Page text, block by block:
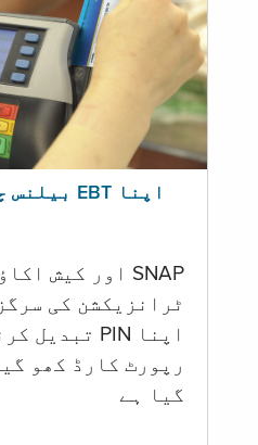
اپنا EBT بیلنس چیک کریں
SNAP اور کیش اکاؤنٹ
ٹرانزیکشن کی
اپنا PIN تبدیل کرنا
رپورٹ کارڈ کھو
گيا ہے